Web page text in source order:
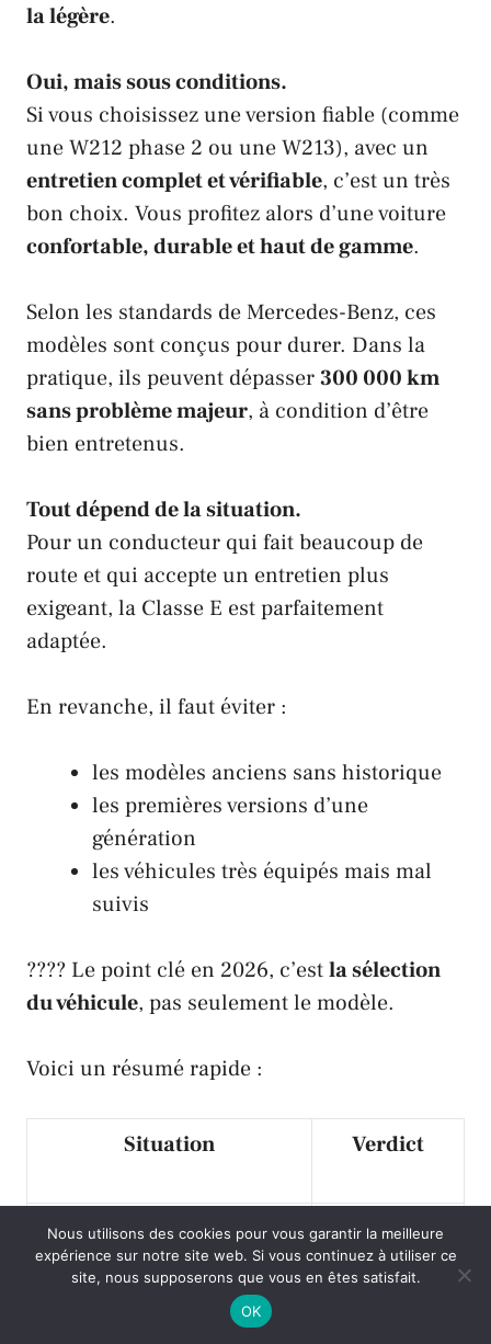
la légère.
Oui, mais sous conditions.
Si vous choisissez une version fiable (comme
une W212 phase 2 ou une W213), avec un
entretien complet et vérifiable, c’est un très
bon choix. Vous profitez alors d’une voiture
confortable, durable et haut de gamme.
Selon les standards de Mercedes-Benz, ces
modèles sont conçus pour durer. Dans la
pratique, ils peuvent dépasser300 000 km
sans problème majeur, à condition d’être
bien entretenus.
Tout dépend de la situation.
Pour un conducteur qui fait beaucoup de
route et qui accepte un entretien plus
exigeant, la Classe E est parfaitement
adaptée.
En revanche, il faut éviter :
les modèles anciens sans historique
les premières versions d’une
génération
les véhicules très équipés mais mal
suivis
???? Le point clé en 2026, c’estla sélection
du véhicule, pas seulement le modèle.
Voici un résumé rapide :
Situation Verdict
Modèle fiable + entretien
OK
Très bon
choix
Nous utilisons des cookies pour vous garantir la meilleure
expérience sur notre site web. Si vous continuez à utiliser ce
site, nous supposerons que vous en êtes satisfait.
OK